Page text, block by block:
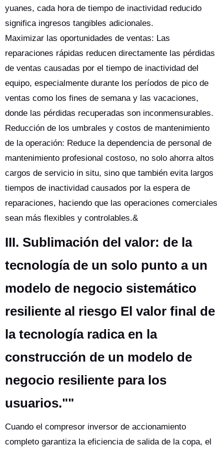
yuanes, cada hora de tiempo de inactividad reducido
significa ingresos tangibles adicionales.
Maximizar las oportunidades de ventas: Las
reparaciones rápidas reducen directamente las pérdidas
de ventas causadas por el tiempo de inactividad del
equipo, especialmente durante los períodos de pico de
ventas como los fines de semana y las vacaciones,
donde las pérdidas recuperadas son inconmensurables.
Reducción de los umbrales y costos de mantenimiento
de la operación: Reduce la dependencia de personal de
mantenimiento profesional costoso, no solo ahorra altos
cargos de servicio in situ, sino que también evita largos
tiempos de inactividad causados por la espera de
reparaciones, haciendo que las operaciones comerciales
sean más flexibles y controlables.&
III. Sublimación del valor: de la
tecnología de un solo punto a un
modelo de negocio sistemático
resiliente al riesgo El valor final de
la tecnología radica en la
construcción de un modelo de
negocio resiliente para los
usuarios.""
Cuando el compresor inversor de accionamiento
completo garantiza la eficiencia de salida de la copa, el